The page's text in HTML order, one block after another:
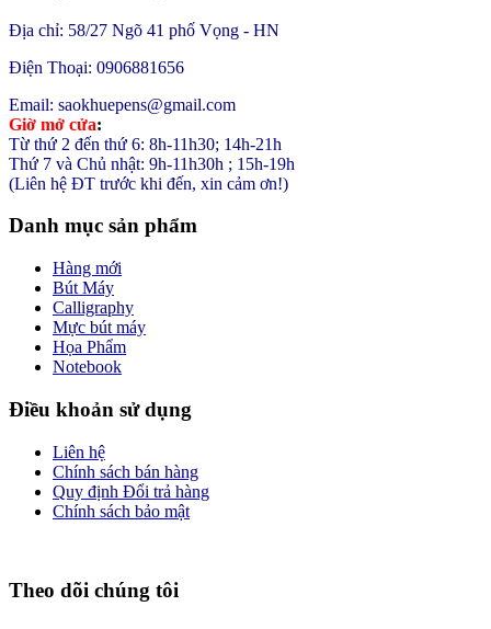
Địa chỉ: 58/27 Ngõ 41 phố Vọng - HN
Điện Thoại: 0906881656
Email: saokhuepens@gmail.com
Giờ mở cửa:
Từ thứ 2 đến thứ 6: 8h-11h30; 14h-21h
Thứ 7 và Chủ nhật: 9h-11h30h ; 15h-19h
(Liên hệ ĐT trước khi đến, xin cảm ơn!)
Danh mục sản phẩm
Hàng mới
Bút Máy
Calligraphy
Mực bút máy
Họa Phẩm
Notebook
Điều khoản sử dụng
Liên hệ
Chính sách bán hàng
Quy định Đổi trả hàng
Chính sách bảo mật
Theo dõi chúng tôi